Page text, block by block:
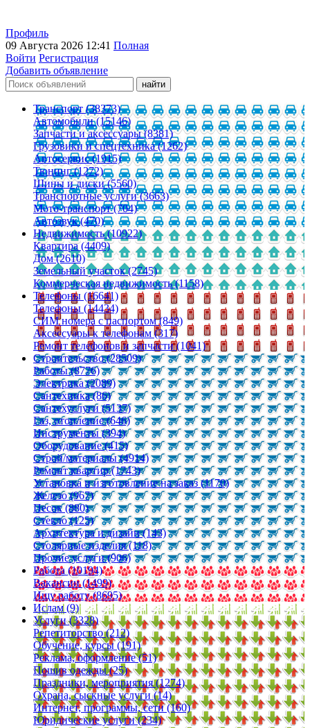
Профиль
09 Августа 2026 12:41 Полная
Войти Регистрация
Добавить объявление
Транспорт (38373)
Автомобили (15146)
Запчасти и аксессуары (8381)
Грузовики и спецтехника (1262)
Автосервис (1915)
Тюнинг (1272)
Шины и диски (5560)
Транспортные услуги (3663)
Мото-транспорт (704)
Автозвук (470)
Недвижимость (10922)
Квартира (4409)
Дом (2610)
Земельный участок (2745)
Коммерческая недвижимость (1158)
Телефоны (16641)
Телефоны (14434)
СИМ номера с паспортом (849)
Аксессуары к телефонам (317)
Ремонт телефонов и запчасти (1041)
Строительство (28509)
Работы (8776)
Электрика (2089)
Сантехника (86)
Сантехуслуги (5137)
Газ, отопление (646)
Инструменты (394)
Оборудование (415)
Строй/материалы (4914)
Ремонт квартир (1743)
Установка и изготовление на заказ (1170)
Железо (967)
Песок (880)
Стекло (125)
Архитектура и дизайн (143)
Столярные изделия (118)
Прочие услуги (906)
Работа (10194)
Вакансии (1499)
Ищу работу (8695)
Ислам (9)
Услуги (3328)
Репетиторство (212)
Обучение, курсы (191)
Реклама, оформление (51)
Пошив одежды (25)
Праздники, мероприятия (1274)
Охрана, сыскные услуги (14)
Интернет, программы, сети (160)
Юридические услуги (234)